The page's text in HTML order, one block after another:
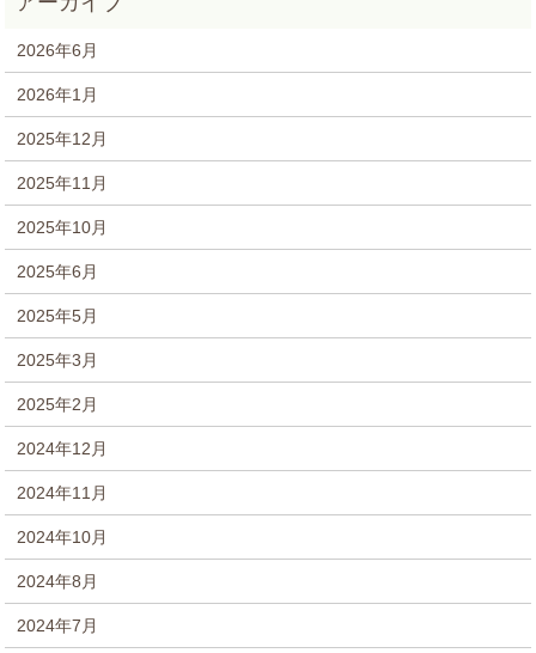
2026年6月
2026年1月
2025年12月
2025年11月
2025年10月
2025年6月
2025年5月
2025年3月
2025年2月
2024年12月
2024年11月
2024年10月
2024年8月
2024年7月